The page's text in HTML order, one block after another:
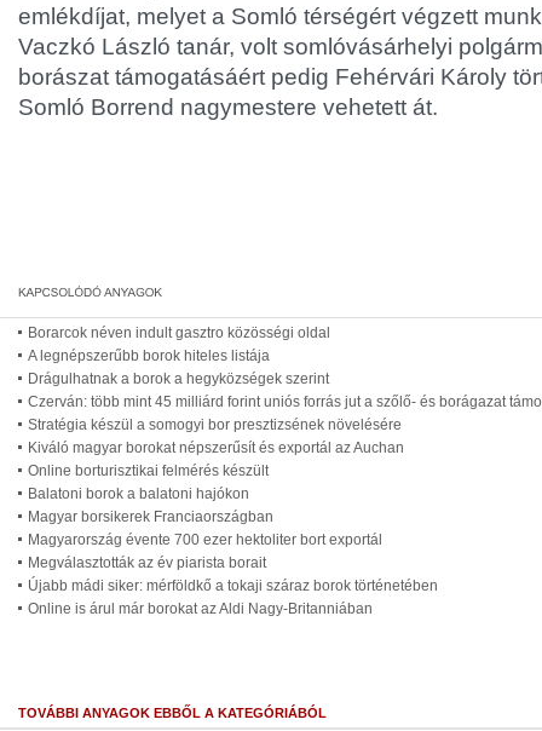
emlékdíjat, melyet a Somló térségért végzett
Vaczkó László tanár, volt somlóvásárhelyi
borászat támogatásáért pedig Fehérvári Károly
Somló Borrend nagymestere vehetett át.
Borarcok néven indult gasztro közösségi oldal
A legnépszerűbb borok hiteles listája
Drágulhatnak a borok a hegyközségek szerint
Czerván: több mint 45 milliárd forint uniós forrás jut a szőlő- és borágazat
Stratégia készül a somogyi bor presztizsének növelésére
Kiváló magyar borokat népszerűsít és exportál az Auchan
Online borturisztikai felmérés készült
Balatoni borok a balatoni hajókon
Magyar borsikerek Franciaországban
Magyarország évente 700 ezer hektoliter bort exportál
Megválasztották az év piarista borait
Újabb mádi siker: mérföldkő a tokaji száraz borok történetében
Online is árul már borokat az Aldi Nagy-Britanniában
TOVÁBBI ANYAGOK EBBŐL A KATEGÓRIÁBÓL